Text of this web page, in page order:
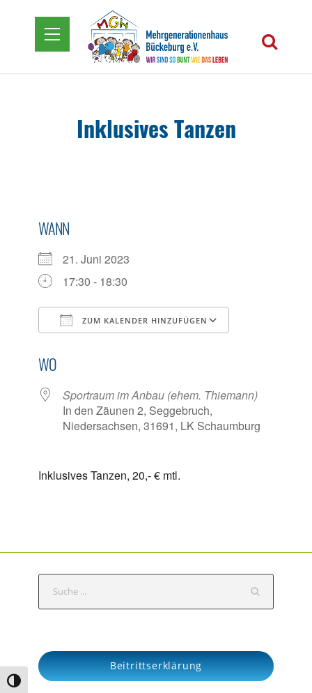
Umschalten auf hohe Kontraste
Inklusives Tanzen
WANN
21. Juni 2023
17:30 - 18:30
ZUM KALENDER HINZUFÜGEN
WO
Sportraum im Anbau (ehem. Thiemann)
In den Zäunen 2, Seggebruch,
Niedersachsen, 31691, LK Schaumburg
Inklusives Tanzen, 20,- € mtl.
h
Beitrittserklärung